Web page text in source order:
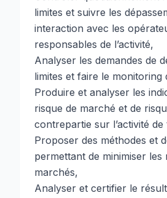
limites et suivre les
interaction avec les
responsables de l’activité,
Analyser les demandes de
limites et faire le monitoring
Produire et analyser les
risque de marché et de
contrepartie sur l’activité
Proposer des méthodes et
permettant de minimiser les
marchés,
Analyser et certifier le